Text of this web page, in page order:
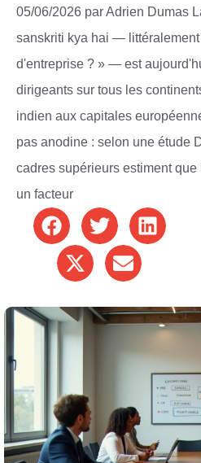
05/06/2026 par Adrien Dumas
sanskriti kya hai —
d'entreprise ? » — est
dirigeants sur tous les
indien aux capitales
pas anodine : selon une étude
cadres supérieurs estiment
un facteur